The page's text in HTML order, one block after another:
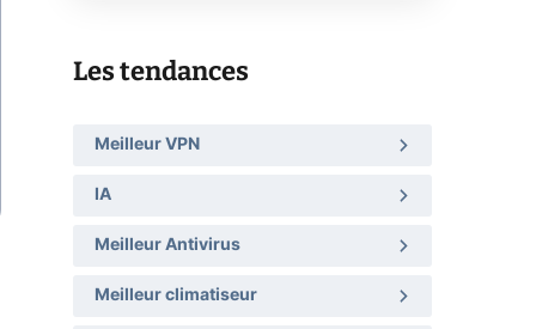
Les tendances
Meilleur VPN
IA
Meilleur Antivirus
Meilleur climatiseur